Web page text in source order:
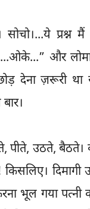
सोचो।...ये प्रश्न
और
देना ज़रूरी
पीते, उठते,
भूल गया पत्नी